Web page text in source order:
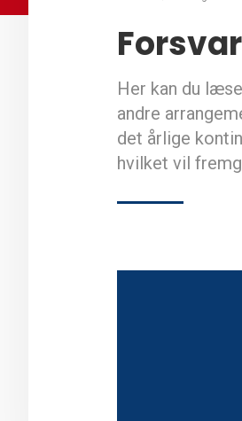
Her kan du
andre
det årlige
hvilket vil